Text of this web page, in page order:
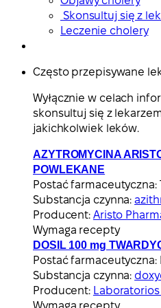
Skonsultuj się z
Leczenie cholery
Często przepisywane
Wyłącznie w celach
skonsultuj się z
jakichkolwiek leków.
AZYTROMYCINA
POWLEKANE
Postać farmaceutyczna:
Substancja czynna:
Producent: Aristo
Wymaga recepty
DOSIL 100 mg
Postać farmaceutyczna:
Substancja czynna:
Producent: Laboratorios